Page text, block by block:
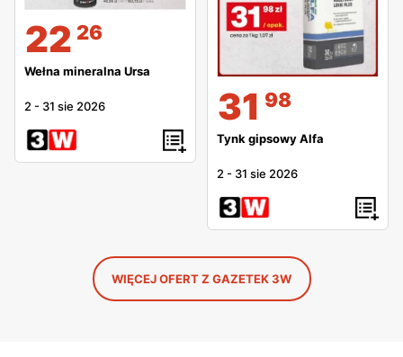
22 26
Wełna mineralna Ursa
2 - 31 sie 2026 31 98
Tynk gipsowy Alfa
2 - 31 sie 2026
WIĘCEJ OFERT Z GAZETEK 3W